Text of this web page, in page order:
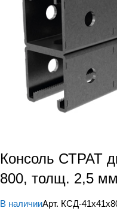
Консоль СТРАТ
800, толщ. 2,5
В наличииАрт. КСД-